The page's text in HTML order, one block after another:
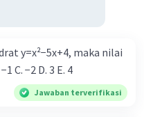
y=x²−5x+4, maka nilai
C. −2 D. 3 E. 4
Jawaban terverifikasi